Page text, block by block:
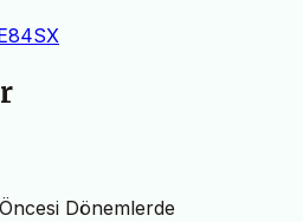
Dönemlerde